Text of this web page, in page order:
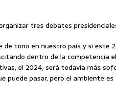
tres debates
de tono en nuestro país y si este
dentro de la competencia
el 2024, será todavía más
puede pasar, pero el ambiente